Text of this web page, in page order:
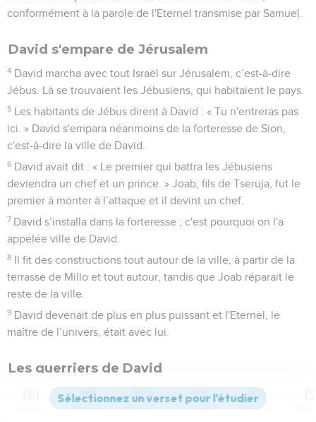
conformément à la parole de l'Eternel transmise par Samuel.
David s'empare de Jérusalem
4 David marcha avec tout Israël sur Jérusalem, c’est-à-dire
Jébus. Là se trouvaient les Jébusiens, qui habitaient le pays.
5 Les habitants de Jébus dirent à David : « Tu n'entreras pas
ici. » David s'empara néanmoins de la forteresse de Sion,
c'est-à-dire la ville de David.
6 David avait dit : « Le premier qui battra les Jébusiens
deviendra un chef et un prince. » Joab, fils de Tseruja, fut le
premier à monter à l’attaque et il devint un chef.
7 David s’installa dans la forteresse ; c'est pourquoi on l'a
appelée ville de David.
8 Il fit des constructions tout autour de la ville, à partir de la
terrasse de Millo et tout autour, tandis que Joab réparait le
reste de la ville.
9 David devenait de plus en plus puissant et l'Eternel, le
maître de l’univers, était avec lui.
Les guerriers de David
Voici les chefs des vaillants hommes qui étaient au service
de David et qui, avec tout Israël, le soutinrent dans son
Versions Commentaires Strong